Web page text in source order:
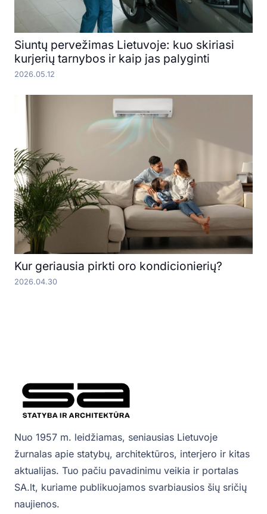
Siuntų pervežimas Lietuvoje: kuo skiriasi
kurjerių tarnybos ir kaip jas palyginti
2026.05.12
Kur geriausia pirkti oro kondicionierių?
2026.04.30
Nuo 1957 m. leidžiamas, seniausias Lietuvoje
žurnalas apie statybų, architektūros, interjero ir kitas
aktualijas. Tuo pačiu pavadinimu veikia ir portalas
SA.lt, kuriame publikuojamos svarbiausios šių sričių
naujienos.